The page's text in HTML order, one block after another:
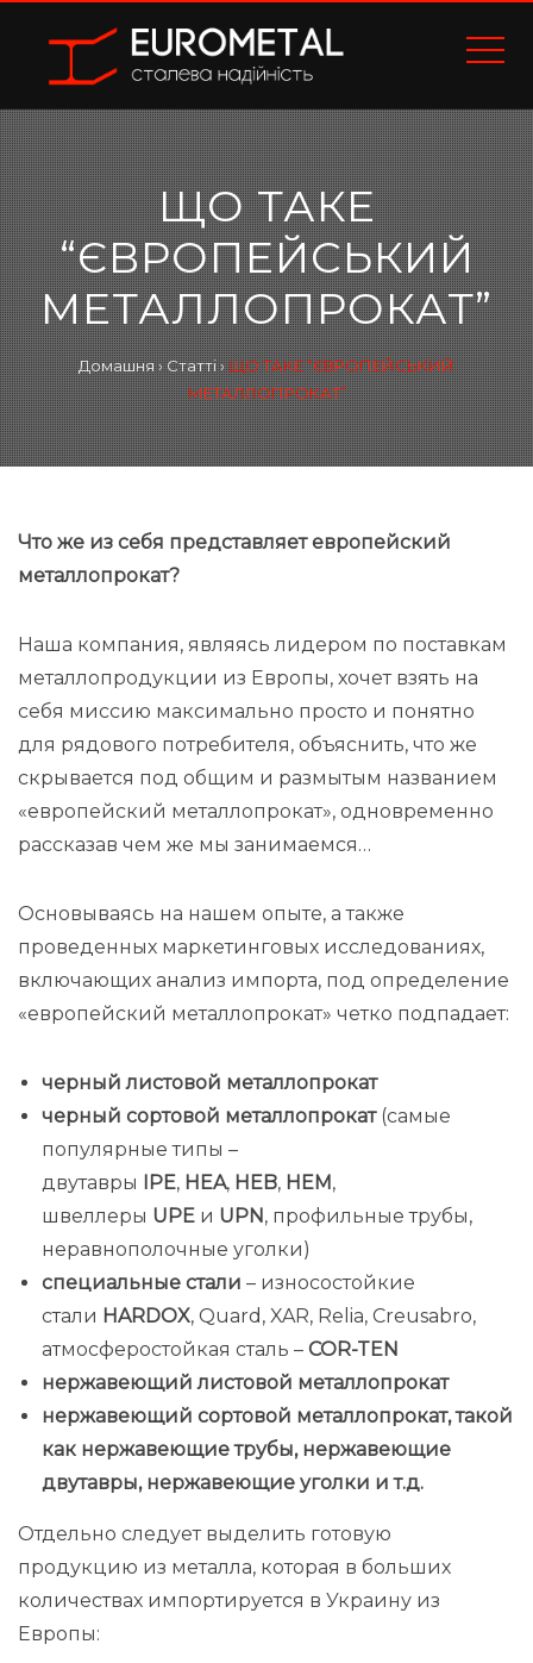
ЩО ТАКЕ
“ЄВРОПЕЙСЬКИЙ
МЕТАЛЛОПРОКАТ”
Домашня ›Статті ›ЩО ТАКЕ “ЄВРОПЕЙСЬКИЙ
МЕТАЛЛОПРОКАТ”
Что же из себя представляет европейский
металлопрокат?
Наша компания, являясь лидером по поставкам
металлопродукции из Европы, хочет взять на
себя миссию максимально просто и понятно
для рядового потребителя, объяснить, что же
скрывается под общим и размытым названием
«европейский металлопрокат», одновременно
рассказав чем же мы занимаемся…
Основываясь на нашем опыте, а также
проведенных маркетинговых исследованиях,
включающих анализ импорта, под определение
«европейский металлопрокат» четко подпадает:
черный листовой металлопрокат
черный сортовой металлопрокат(самые
популярные типы –
двутавры IPE, HEA, HEB, HEM,
швеллеры UPE и UPN, профильные трубы,
неравнополочные уголки)
специальные стали – износостойкие
стали HARDOX, Quard, XAR, Relia, Creusabro,
атмосферостойкая сталь – COR-TEN
нержавеющий листовой металлопрокат
нержавеющий сортовой металлопрокат, такой
как нержавеющие трубы, нержавеющие
двутавры, нержавеющие уголки и т.д.
Отдельно следует выделить готовую
продукцию из металла, которая в больших
количествах импортируется в Украину из
Европы: